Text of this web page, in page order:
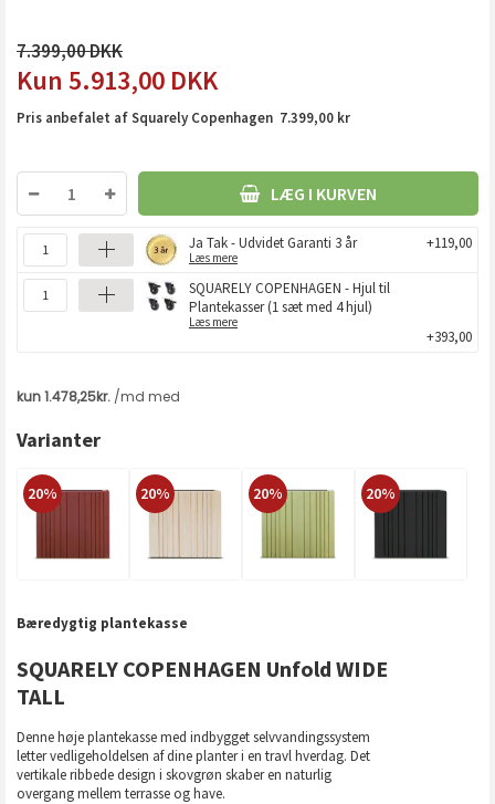
7.399,00
5.913,00 DKK
Pris anbefalet af Squarely Copenhagen 7.399,00 kr
LÆG I KURVEN
Ja Tak - Udvidet Garanti 3 år
Læs mere
+119,00
SQUARELY COPENHAGEN - Hjul til
Plantekasser (1 sæt med 4 hjul)
Læs mere
+393,00
Varianter
20% 20% 20% 20%
Bæredygtig plantekasse
SQUARELY COPENHAGEN Unfold WIDE
TALL
Denne høje plantekasse med indbygget selvvandingssystem
letter vedligeholdelsen af dine planter i en travl hverdag. Det
vertikale ribbede design i skovgrøn skaber en naturlig
overgang mellem terrasse og have.